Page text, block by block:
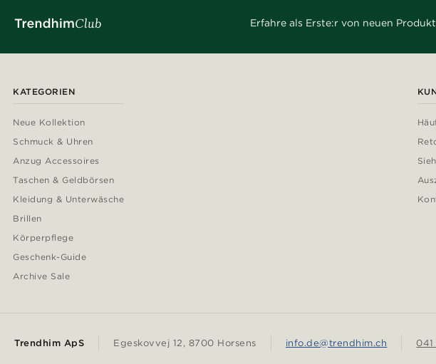
Erfahre als Erste:r von neuen
KATEGORIEN
Neue Kollektion
Schmuck & Uhren
Anzug Accessoires
Taschen & Geldbörsen
Kleidung & Unterwäsche
Brillen
Körperpflege
Geschenk-Guide
Archive Sale
Trendhim ApS Egeskovvej 12, 8700 Horsens info.de@trendhim.ch